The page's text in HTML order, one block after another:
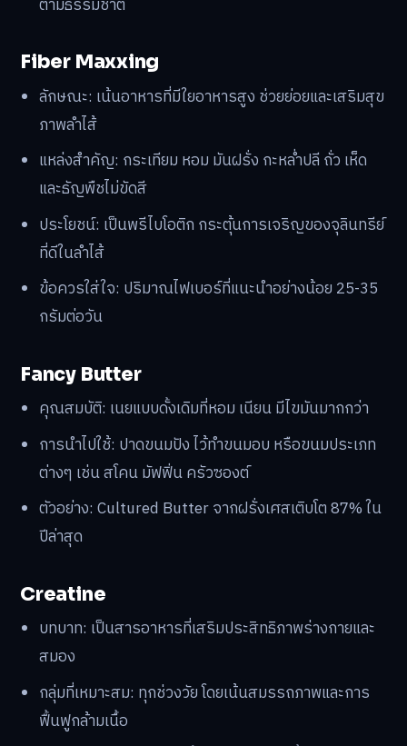
Fiber Maxxing
ลักษณะ: เน้นอาหารที่มีใยอาหารสูง ช่วยย่อยและเสริมสุข
ภาพลำไส้
แหล่งสำคัญ: กระเทียม หอม มันฝรั่ง กะหล่ำปลี ถั่ว เห็ด
และธัญพืชไม่ขัดสี
ประโยชน์: เป็นพรีไบโอติก กระตุ้นการเจริญของจุลินทรีย์
ที่ดีในลำไส้
ข้อควรใส่ใจ: ปริมาณไฟเบอร์ที่แนะนำอย่างน้อย 25-35
กรัมต่อวัน
Fancy Butter
คุณสมบัติ: เนยแบบดั้งเดิมที่หอม เนียน มีไขมันมากกว่า
การนำไปใช้: ปาดขนมปัง ไว้ทำขนมอบ หรือขนมประเภท
ต่างๆ เช่น สโคน มัฟฟิ่น ครัวซองต์
ตัวอย่าง: Cultured Butter จากฝรั่งเศสเติบโต 87% ใน
ปีล่าสุด
Creatine
บทบาท: เป็นสารอาหารที่เสริมประสิทธิภาพร่างกายและ
สมอง
กลุ่มที่เหมาะสม: ทุกช่วงวัย โดยเน้นสมรรถภาพและการ
ฟื้นฟูกล้ามเนื้อ